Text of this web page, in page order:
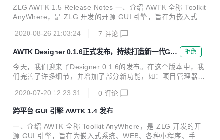
OS 内置 GUI。 AWTK 源码仓库： 主源码仓库：https://githu
b.com/zlgopen/awtk 镜像源码仓库：https://gitee.com/zlgop
en/awtk A...
ZLG AWTK 1.5 Release Notes 一、介绍 AWTK 全称 Toolkit
AnyWhere，是 ZLG 开发的开源 GUI 引擎，旨在为嵌入式系
为用户提供一个功能强大、高效可靠、简单易用、可轻松做出
炫酷效果的 GUI 引擎。 欢迎广大开发者一起参与开发：生态
共建计划。 AWTK 寓意有两个方面： Toolkit AnyWhere。 ZL
G 物联网操作系统 AWorksOS 内置 GUI。 AWTK 源码仓库：
主源码仓库：https://github.com/zlgopen/awtk 镜像源码仓
2020-08-26 21:03:24 7 评论
AWTK Designer 0.1.6正式发布，持续打造新一代GUI
设计平台
拒绝
今天，我们迎来了Designer 0.1.6的发布。在这个版本中，我
们完善了许多细节，并增加了部分新功能，如：项目管理器窗
面添加续期功能等。 AWTK Designer是专门用来制作AWTK
成复杂的界面设计，而且可以随时预览效果图。通过AWTK D
esigner即可完成UI界面元素的布局、设置控件属性、给控件
添加动画效果和设置样式等。 得益于AWTK强大的功能和跨平
2020-07-20 12:23:31 0 评论
跨平台 GUI 引擎 AWTK 1.4 发布
一、介绍 AWTK 全称 Toolkit AnyWhere，是 ZLG 开发的开
源 GUI 引擎，旨在为嵌入式系统、WEB、各种小程序、手机